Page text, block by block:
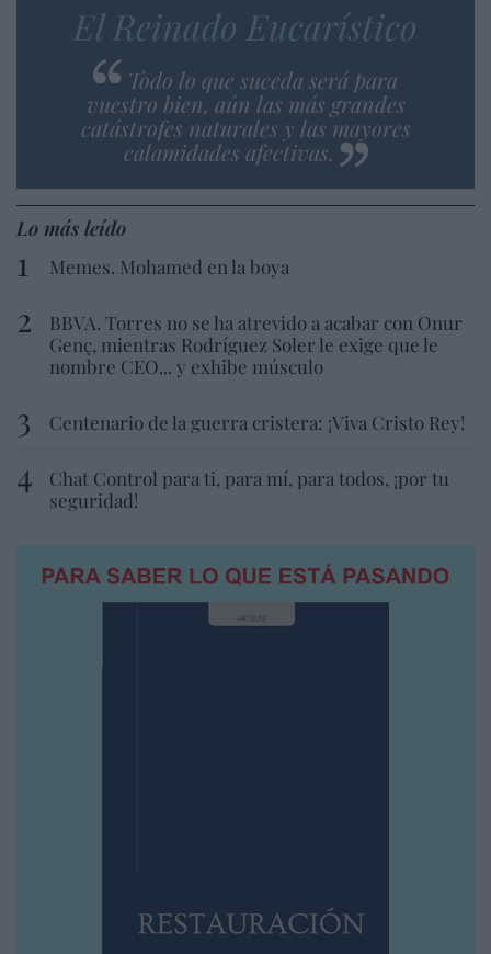
El Reinado Eucarístico
Todo lo que suceda será para
vuestro bien, aún las más grandes
catástrofes naturales y las mayores
calamidades afectivas.
Lo más leído
Memes. Mohamed en la boya
BBVA. Torres no se ha atrevido a acabar con Onur
Genç, mientras Rodríguez Soler le exige que le
nombre CEO... y exhibe músculo
Centenario de la guerra cristera: ¡Viva Cristo Rey!
Chat Control para ti, para mí, para todos, ¡por tu
seguridad!